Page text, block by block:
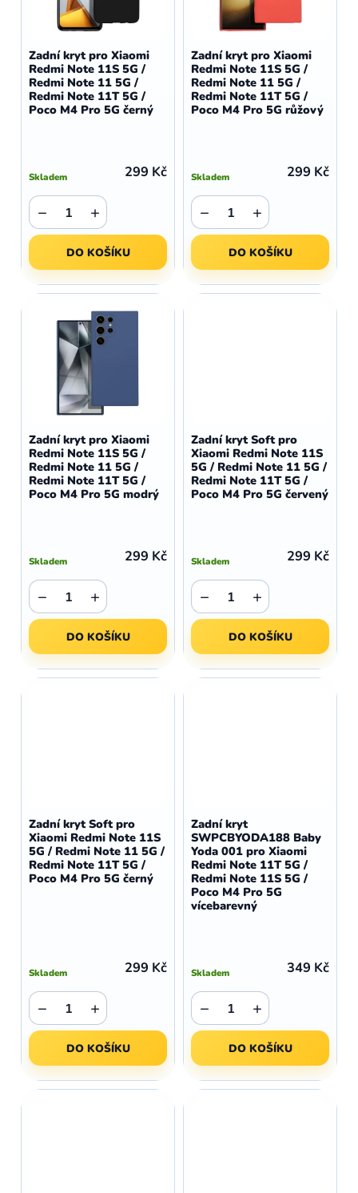
o
d
u
k
Zadní kryt pro Xiaomi
Redmi Note 11S 5G /
Redmi Note 11 5G /
Redmi Note 11T 5G /
Poco M4 Pro 5G černý
Skladem 299 Kč
+
−
DO KOŠÍKU
Zadní kryt pro Xiaomi
Redmi Note 11S 5G /
Redmi Note 11 5G /
Redmi Note 11T 5G /
Poco M4 Pro 5G růžový
Skladem 299 Kč
+
−
DO KOŠÍKU
Zadní kryt pro Xiaomi
Redmi Note 11S 5G /
Redmi Note 11 5G /
Redmi Note 11T 5G /
Poco M4 Pro 5G modrý
Skladem 299 Kč
+
−
DO KOŠÍKU
Zadní kryt Soft pro
Xiaomi Redmi Note 11S
5G / Redmi Note 11 5G /
Redmi Note 11T 5G /
Poco M4 Pro 5G červený
Skladem 299 Kč
+
−
DO KOŠÍKU
Zadní kryt Soft pro
Xiaomi Redmi Note 11S
5G / Redmi Note 11 5G /
Redmi Note 11T 5G /
Poco M4 Pro 5G černý
Skladem 299 Kč
+
−
DO KOŠÍKU
Zadní kryt
SWPCBYODA188 Baby
Yoda 001 pro Xiaomi
Redmi Note 11T 5G /
Redmi Note 11S 5G /
Poco M4 Pro 5G
vícebarevný
Skladem 349 Kč
+
−
DO KOŠÍKU